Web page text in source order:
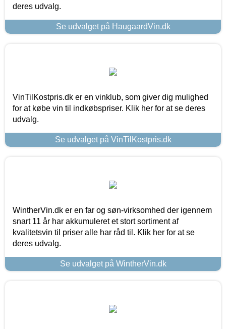
deres udvalg.
Se udvalget på HaugaardVin.dk
VinTilKostpris.dk er en vinklub, som giver dig mulighed
for at købe vin til indkøbspriser. Klik her for at se deres
udvalg.
Se udvalget på VinTilKostpris.dk
WintherVin.dk er en far og søn-virksomhed der igennem
snart 11 år har akkumuleret et stort sortiment af
kvalitetsvin til priser alle har råd til. Klik her for at se
deres udvalg.
Se udvalget på WintherVin.dk